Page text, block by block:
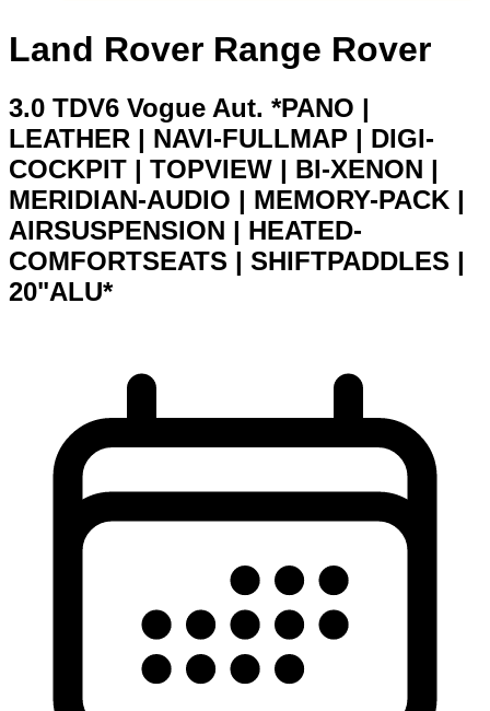
Land Rover Range Rover
3.0 TDV6 Vogue Aut. *PANO |
LEATHER | NAVI-FULLMAP | DIGI-
COCKPIT | TOPVIEW | BI-XENON |
MERIDIAN-AUDIO | MEMORY-PACK |
AIRSUSPENSION | HEATED-
COMFORTSEATS | SHIFTPADDLES |
20"ALU*